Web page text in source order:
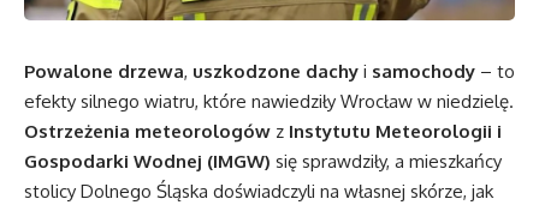
Powalone drzewa, uszkodzone dachy i samochody – to
efekty silnego wiatru, które nawiedziły Wrocław w niedzielę.
Ostrzeżenia meteorologów z Instytutu Meteorologii i
Gospodarki Wodnej (IMGW) się sprawdziły, a mieszkańcy
stolicy Dolnego Śląska doświadczyli na własnej skórze, jak